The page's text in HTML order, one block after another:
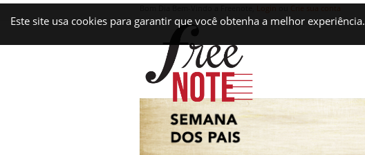
Este site usa cookies para garantir que você obtenha a melhor experiência.